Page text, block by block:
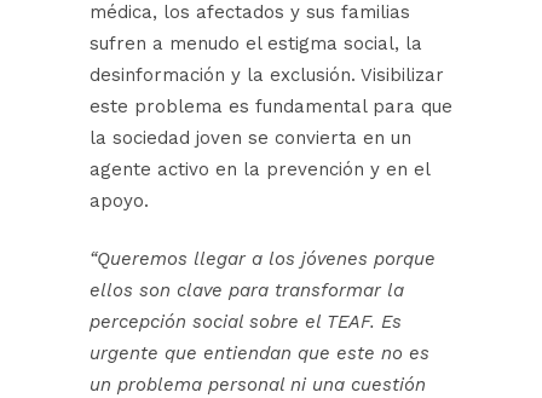
médica, los afectados y sus familias
sufren a menudo el estigma social, la
desinformación y la exclusión. Visibilizar
este problema es fundamental para que
la sociedad joven se convierta en un
agente activo en la prevención y en el
apoyo.
“Queremos llegar a los jóvenes porque
ellos son clave para transformar la
percepción social sobre el TEAF. Es
urgente que entiendan que este no es
un problema personal ni una cuestión